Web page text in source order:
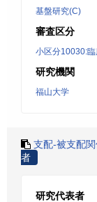
基盤研究(C)
審査区分
小区分10030:
研究機関
福山大学
支配‐被支配
者
研究代表者